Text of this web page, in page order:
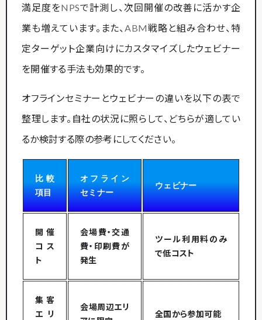
満足度をNPSで計測し、次回開催の改善に活かす企
業も増えています。また、 ABM戦略と組み合わせ、特
定ターゲット企業向けにカスタマイズしたウェビナー
を開催する手法も効果的です。
オフラインセミナーとウェビナーの違いを以下の表で
整理します。自社の状況に照らして、どちらが適してい
るか検討する際の参考にしてください。
比較
項目
オフライン
セミナー
ウェビナー
開催
コス
ト
会場費・交通
費・印刷費が
発生
ツール利用料のみ
で低コスト
集客
エリ
会場周辺エリ
全国から参加可能